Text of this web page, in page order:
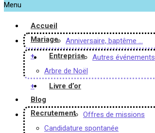
Menu
Accueil
Mariage
Anniversaire, baptême …
+
Entreprise
Autres événements
Arbre de Noël
+
Livre d’or
Blog
Recrutement
Offres de missions
Candidature spontanée